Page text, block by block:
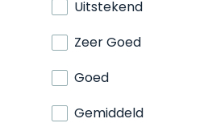
Uitstekend
Zeer Goed
Goed
Gemiddeld